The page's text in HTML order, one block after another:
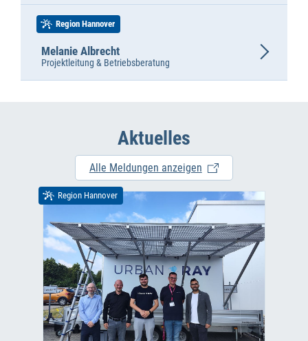
Region Hannover
Projektleitung & Betriebsberatung
Melanie Albrecht
Aktuelles
Alle Meldungen anzeigen
Region Hannover